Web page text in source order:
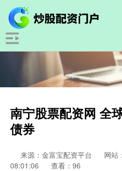
南宁股票配资网 全
债券
来源：金富宝配资平台 网站
08:01:06
查看：96